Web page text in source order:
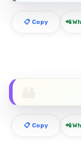
📋 Copy 📲
📋 Copy 📲